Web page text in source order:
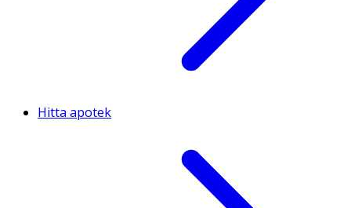
Hitta apotek